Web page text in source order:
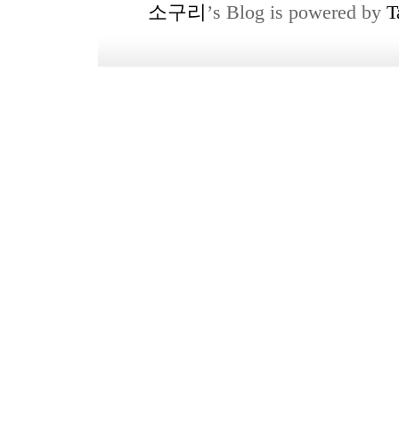
소구리 ’s Blog is powered by